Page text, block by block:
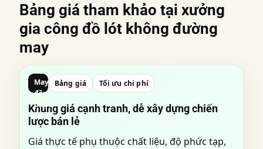
Bảng giá tham khảo tại xưởng
gia công đồ lót không đường
may
May
đồng
phục
Bảng giá Tối ưu chi phí
Khung giá cạnh tranh, dễ xây dựng chiến
lược bán lẻ
Giá thực tế phụ thuộc chất liệu, độ phức tạp,